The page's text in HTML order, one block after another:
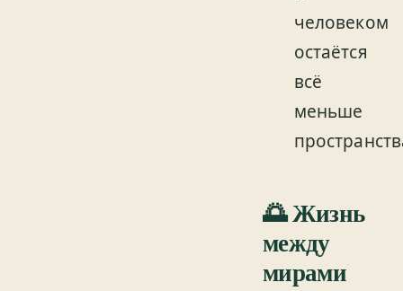
человеком
остаётся
всё
меньше
🌅 Жизнь
между
мирами